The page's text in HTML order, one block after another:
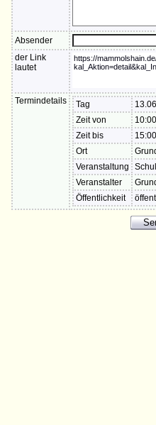
Absender
der Link
lautet
Termindetails Tag
Zeit von
Zeit bis
Ort
Veranstaltung
Veranstalter
Öffentlichkeit